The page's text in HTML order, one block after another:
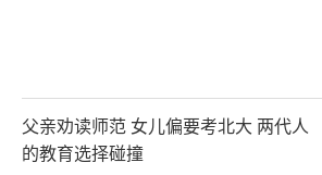
父亲劝读师范 女儿偏要考北大 两代人
的教育选择碰撞